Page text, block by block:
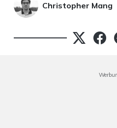
Christopher Mang